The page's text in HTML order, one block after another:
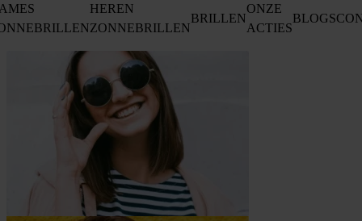
HEREN
ZONNEBRILLEN
BRILLEN
ONZE
ACTIES
BLOGS